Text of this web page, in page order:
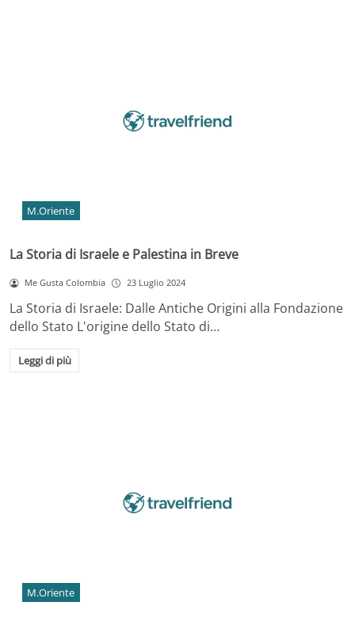
M.Oriente
La Storia di Israele e Palestina in Breve
Me Gusta Colombia 23 Luglio 2024
La Storia di Israele: Dalle Antiche Origini alla Fondazione
dello Stato L'origine dello Stato di…
Leggi di più
M.Oriente